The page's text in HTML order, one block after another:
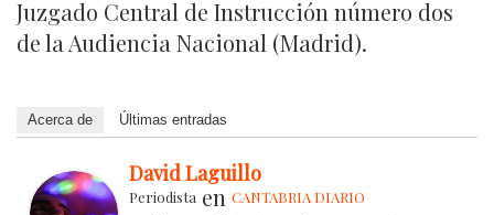
Juzgado Central de Instrucción número dos
de la Audiencia Nacional (Madrid).
Acerca de Últimas entradas
David Laguillo
Periodista en CANTABRIA DIARIO